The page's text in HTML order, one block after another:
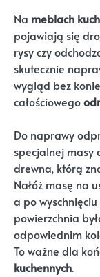
Na meblach
pojawiają się
rysy czy
skutecznie
wygląd bez
całościowego
Do naprawy
specjalnej masy
drewna, którą
Nałóż masę na
a po
powierzchnia
odpowiednim
To ważne dla
kuchennych.